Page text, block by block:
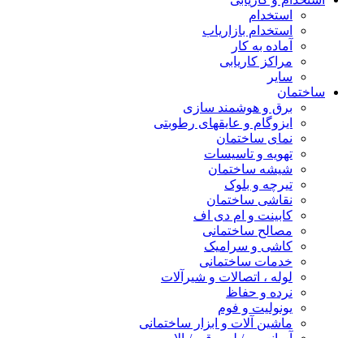
استخدام
استخدام بازاریاب
آماده به کار
مراکز کاریابی
سایر
ساختمان
برق و هوشمند سازی
ایزوگام و عایقهای رطوبتی
نمای ساختمان
تهویه و تاسیسات
شیشه ساختمان
تیرچه و بلوک
نقاشی ساختمان
کابینت و ام دی اف
مصالح ساختمانی
کاشی و سرامیک
خدمات ساختمانی
لوله ، اتصالات و شیرآلات
نرده و حفاظ
یونولیت و فوم
ماشین آلات و ابزار ساختمانی